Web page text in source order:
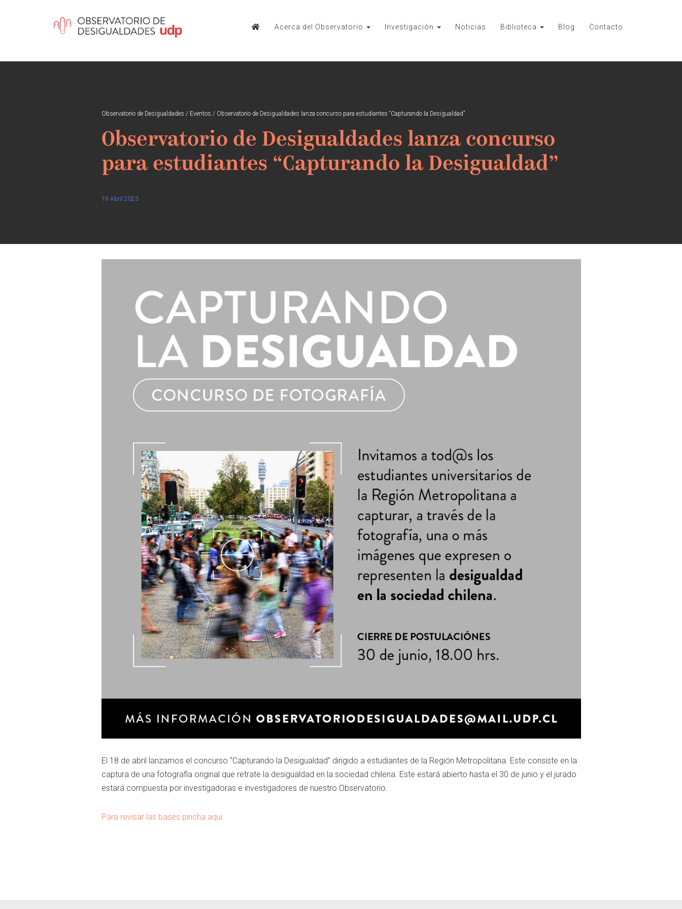
Acerca del Observatorio Investigación Noticias Biblioteca Blog Contacto
Observatorio de Desigualdades / Eventos / Observatorio de Desigualdades lanza concurso para estudiantes “Capturando la Desigualdad”
Observatorio de Desigualdades lanza concurso
para estudiantes “Capturando la Desigualdad”
19 Abril 2023
El 18 de abril lanzamos el concurso “Capturando la Desigualdad” dirigido a estudiantes de la Región Metropolitana. Este consiste en la
captura de una fotografía original que retrate la desigualdad en la sociedad chilena. Este estará abierto hasta el 30 de junio y el jurado
estará compuesta por investigadoras e investigadores de nuestro Observatorio.
Para revisar las bases pincha aquí.